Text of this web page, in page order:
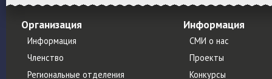
Организация
Информация
Членство
Региональные отделения
Информация
СМИ о нас
Проекты
Конкурсы